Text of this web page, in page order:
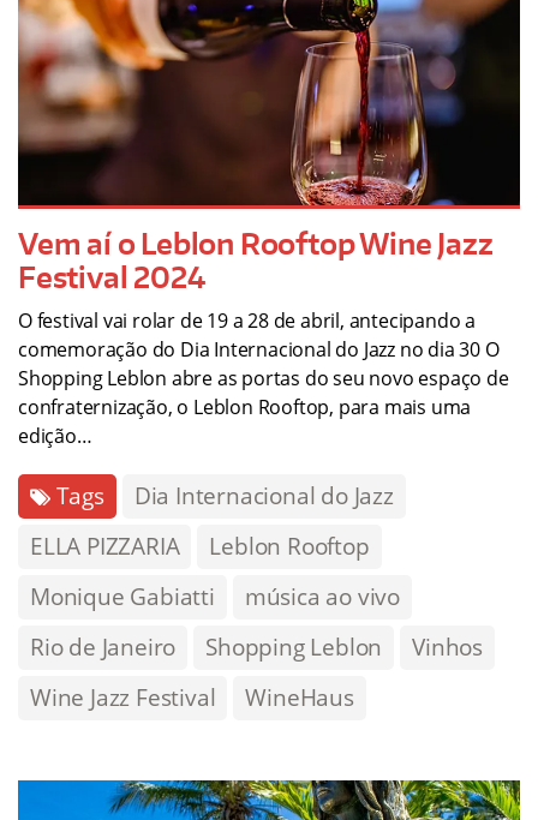
Vem aí o Leblon Rooftop Wine Jazz
Festival 2024
O festival vai rolar de 19 a 28 de abril, antecipando a
comemoração do Dia Internacional do Jazz no dia 30 O
Shopping Leblon abre as portas do seu novo espaço de
confraternização, o Leblon Rooftop, para mais uma
edição…
Tags
Dia Internacional do Jazz
ELLA PIZZARIA
Leblon Rooftop
Monique Gabiatti
música ao vivo
Rio de Janeiro
Shopping Leblon
Vinhos
Wine Jazz Festival
WineHaus